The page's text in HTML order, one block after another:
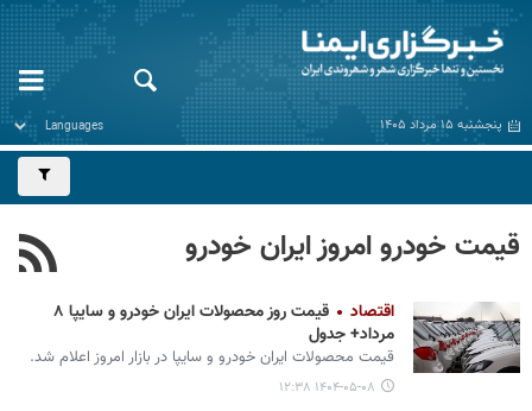
پنجشنبه ۱۵ مرداد ۱۴۰۵
قیمت خودرو امروز ایران خودرو
اقتصاد
قیمت روز محصولات ایران خودرو و سایپا ۸
مرداد+ جدول
قیمت محصولات ایران‌ خودرو و سایپا در بازار امروز اعلام شد.
۱۴۰۴-۰۵-۰۸ ۱۲:۳۸